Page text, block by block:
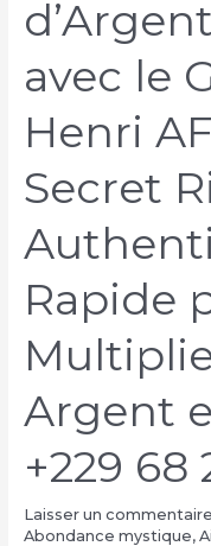
avec le
Henri
Secret
Rapide
Argent
+229 68
Laisser un commentaire
Abondance mystique,